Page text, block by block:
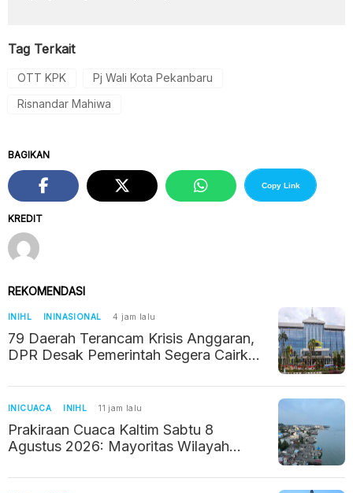
Tag Terkait
OTT KPK
Pj Wali Kota Pekanbaru
Risnandar Mahiwa
KREDIT
BAGIKAN
Copy Link
REKOMENDASI
INIHL ININASIONAL 4 jam lalu
79 Daerah Terancam Krisis Anggaran,
DPR Desak Pemerintah Segera Cairkan
INICUACA INIHL 11 jam lalu
Prakiraan Cuaca Kaltim Sabtu 8
Agustus 2026: Mayoritas Wilayah